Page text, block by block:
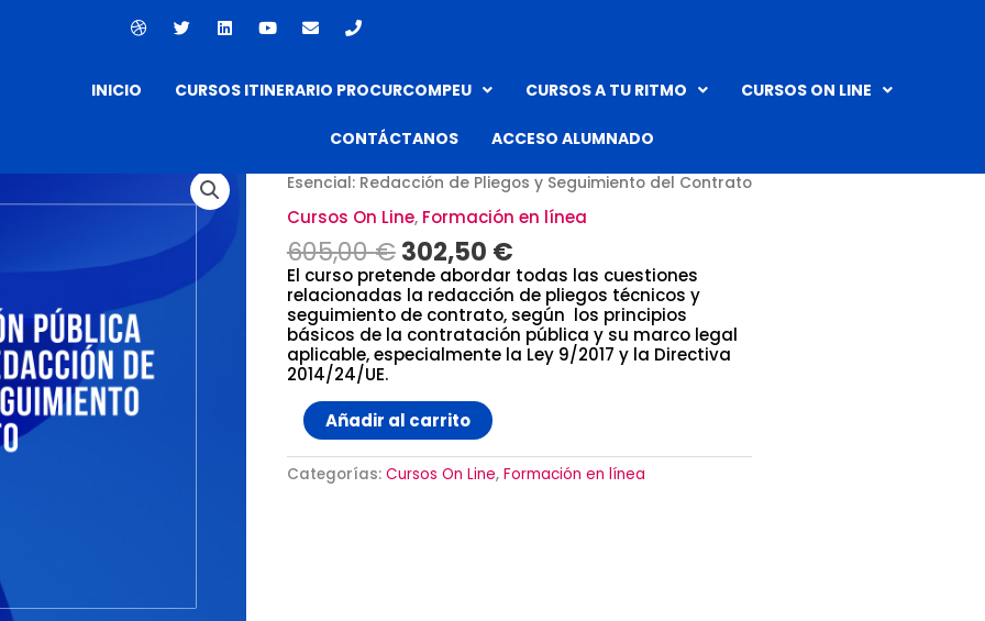
D
r
b
b
T
w
t
e
L
i
e
d
Y
o
u
b
E
n
l
o
P
h
e
INICIO CURSOS ITINERARIO PROCURCOMPEU CURSOS A TU RITMO CURSOS ON LINE
CONTÁCTANOS ACCESO ALUMNADO
Esencial: Redacción de Pliegos y Seguimiento del Contrato
Cursos On Line, Formación en línea
605,00€
precio
original
era:
605,00 €.
302,50 €
precio
actual
es:
302,50 €.
El curso pretende abordar todas las cuestiones
relacionadas la redacción de pliegos técnicos y
seguimiento de contrato, según los principios
básicos de la contratación pública y su marco legal
aplicable, especialmente la Ley 9/2017 y la Directiva
2014/24/UE.
de
Pública
Esencial:
Redacción
de
Pliegos
y
Seguimiento
del
Contrato
cantidad
Añadir al carrito
Categorías: Cursos On Line, Formación en línea